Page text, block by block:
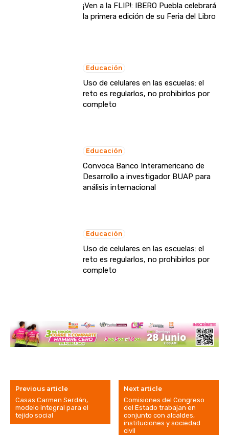
¡Ven a la FLIP!: IBERO Puebla celebrará
la primera edición de su Feria del Libro
Educación
Uso de celulares en las escuelas: el
reto es regularlos, no prohibirlos por
completo
Educación
Convoca Banco Interamericano de
Desarrollo a investigador BUAP para
análisis internacional
Educación
Uso de celulares en las escuelas: el
reto es regularlos, no prohibirlos por
completo
Previous article
Casas Carmen Serdán,
modelo integral para el
tejido social
Next article
Comisiones del Congreso
del Estado trabajan en
conjunto con alcaldes,
instituciones y sociedad
civil